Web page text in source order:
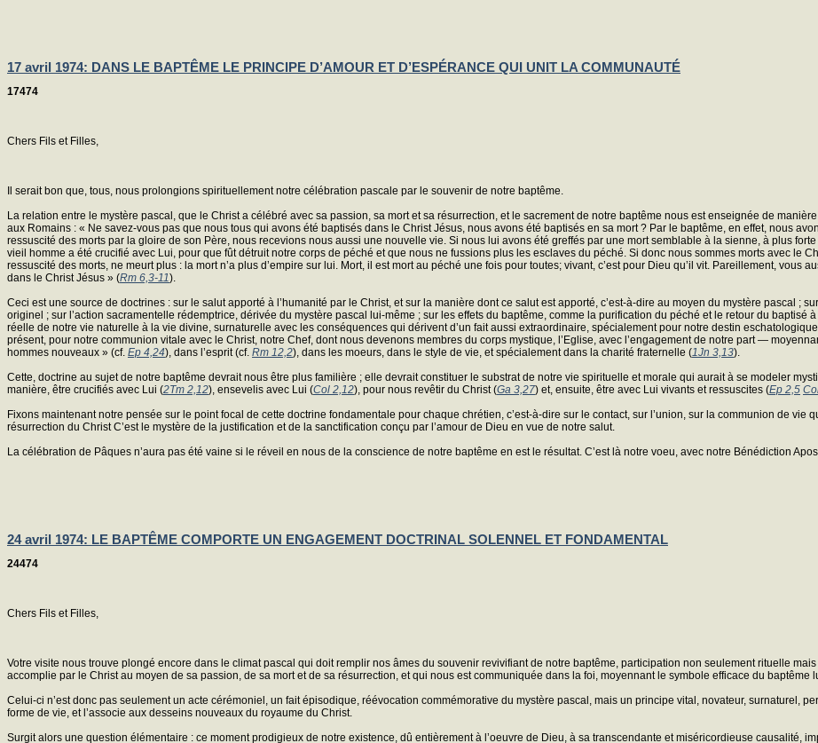
17 avril 1974: DANS LE BAPTÊME LE PRINCIPE D’AMOUR ET D’ESPÉRANCE QUI UNIT LA COMMUNAUTÉ
17474
Chers Fils et Filles,
Il serait bon que, tous, nous prolongions spirituellement notre célébration pascale par le souvenir de notre baptême.
La relation entre le mystère pascal, que le Christ a célébré avec sa passion, sa mort et sa résurrection, et le sacrement de notre baptême nous est enseignée de
aux Romains : « Ne savez-vous pas que nous tous qui avons été baptisés dans le Christ Jésus, nous avons été baptisés en sa mort ? Par le baptême, en effet, nous
ressuscité des morts par la gloire de son Père, nous recevions nous aussi une nouvelle vie. Si nous lui avons été greffés par une mort semblable à la sienne, à plus
vieil homme a été crucifié avec Lui, pour que fût détruit notre corps de péché et que nous ne fussions plus les esclaves du péché. Si donc nous sommes morts avec le
ressuscité des morts, ne meurt plus : la mort n’a plus d’empire sur lui. Mort, il est mort au péché une fois pour toutes; vivant, c’est pour Dieu qu’il vit. Pareillement, vous
dans le Christ Jésus » (Rm 6,3-11).
Ceci est une source de doctrines : sur le salut apporté à l’humanité par le Christ, et sur la manière dont ce salut est apporté, c’est-à-dire au moyen du mystère pascal ;
originel ; sur l’action sacramentelle rédemptrice, dérivée du mystère pascal lui-même ; sur les effets du baptême, comme la purification du péché et le retour du
réelle de notre vie naturelle à la vie divine, surnaturelle avec les conséquences qui dérivent d’un fait aussi extraordinaire, spécialement pour notre destin
présent, pour notre communion vitale avec le Christ, notre Chef, dont nous devenons membres du corps mystique, l’Eglise, avec l’engagement de notre part —
hommes nouveaux » (cf. Ep 4,24), dans l’esprit (cf. Rm 12,2), dans les moeurs, dans le style de vie, et spécialement dans la charité fraternelle (1Jn 3,13).
Cette, doctrine au sujet de notre baptême devrait nous être plus familière ; elle devrait constituer le substrat de notre vie spirituelle et morale qui aurait à se modeler
manière, être crucifiés avec Lui (2Tm 2,12), ensevelis avec Lui (Col 2,12), pour nous revêtir du Christ (Ga 3,27) et, ensuite, être avec Lui vivants et ressuscites (Ep 2,5
Fixons maintenant notre pensée sur le point focal de cette doctrine fondamentale pour chaque chrétien, c’est-à-dire sur le contact, sur l’union, sur la communion de
résurrection du Christ C’est le mystère de la justification et de la sanctification conçu par l’amour de Dieu en vue de notre salut.
La célébration de Pâques n’aura pas été vaine si le réveil en nous de la conscience de notre baptême en est le résultat. C’est là notre voeu, avec notre Bénédiction
24 avril 1974: LE BAPTÊME COMPORTE UN ENGAGEMENT DOCTRINAL SOLENNEL ET FONDAMENTAL
24474
Chers Fils et Filles,
Votre visite nous trouve plongé encore dans le climat pascal qui doit remplir nos âmes du souvenir revivifiant de notre baptême, participation non seulement rituelle
accomplie par le Christ au moyen de sa passion, de sa mort et de sa résurrection, et qui nous est communiquée dans la foi, moyennant le symbole efficace du baptême
Celui-ci n’est donc pas seulement un acte cérémoniel, un fait épisodique, réévocation commémorative du mystère pascal, mais un principe vital, novateur, surnaturel,
forme de vie, et l’associe aux desseins nouveaux du royaume du Christ.
Surgit alors une question élémentaire : ce moment prodigieux de notre existence, dû entièrement à l’oeuvre de Dieu, à sa transcendante et miséricordieuse causalité,